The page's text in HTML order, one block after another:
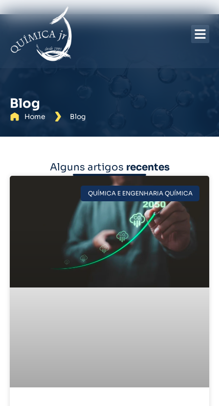
Blog
Home Blog
Alguns artigos recentes
QUÍMICA E ENGENHARIA QUÍMICA